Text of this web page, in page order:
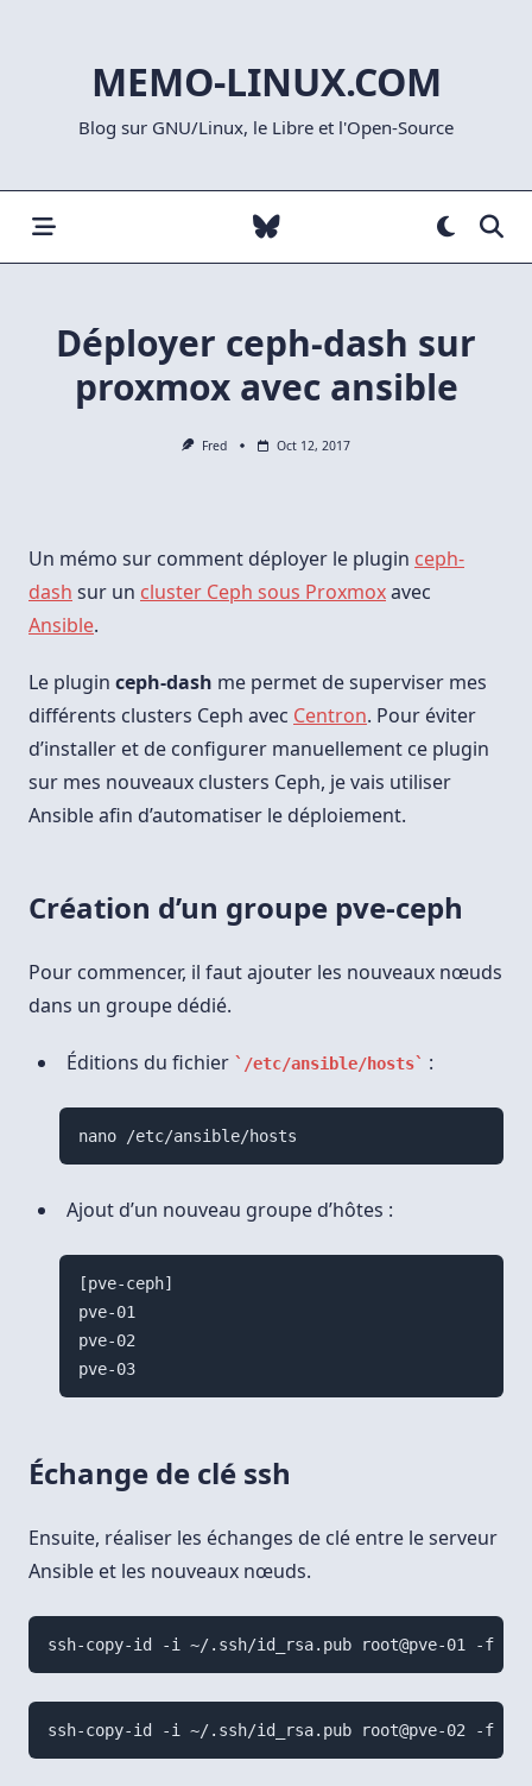
MEMO-LINUX.COM
Blog sur GNU/Linux, le Libre et l'Open-Source
Déployer ceph-dash sur
proxmox avec ansible
Fred Oct 12, 2017
Un mémo sur comment déployer le plugin ceph-
dash sur un cluster Ceph sous Proxmoxavec
Ansible.
Le plugin ceph-dash me permet de superviser mes
différents clusters Ceph avec Centron. Pour éviter
d’installer et de configurer manuellement ce plugin
sur mes nouveaux clusters Ceph, je vais utiliser
Ansible afin d’automatiser le déploiement.
Création d’un groupe pve-ceph
Pour commencer, il faut ajouter les nouveaux nœuds
dans un groupe dédié.
Éditions du fichier /etc/ansible/hosts :
nano /etc/ansible/hosts
Ajout d’un nouveau groupe d’hôtes :
[pve-ceph]
pve-01
pve-02
pve-03
Échange de clé ssh
Ensuite, réaliser les échanges de clé entre le serveur
Ansible et les nouveaux nœuds.
ssh-copy-id -i ~/.ssh/id_rsa.pub root@pve-01 -f
ssh-copy-id -i ~/.ssh/id_rsa.pub root@pve-02 -f